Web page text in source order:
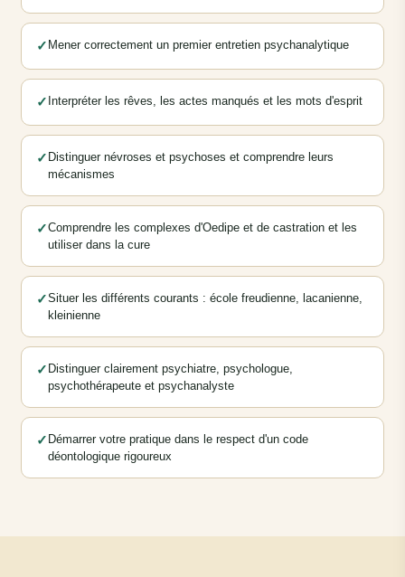
✓ Mener correctement un premier entretien psychanalytique
✓ Interpréter les rêves, les actes manqués et les mots d'esprit
✓ Distinguer névroses et psychoses et comprendre leurs
mécanismes
✓Comprendre les complexes d'Oedipe et de castration et les
utiliser dans la cure
✓Situer les différents courants : école freudienne, lacanienne,
kleinienne
✓ Distinguer clairement psychiatre, psychologue,
psychothérapeute et psychanalyste
✓ Démarrer votre pratique dans le respect d'un code
déontologique rigoureux